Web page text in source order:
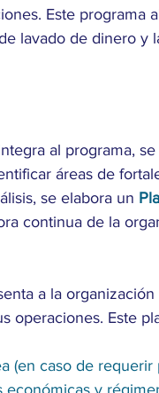
Este programa
lavado de dinero y
al programa,
áreas de
se elabora un
continua de la
a la
operaciones. Este
(en caso de
y